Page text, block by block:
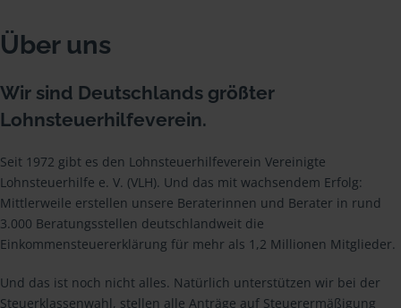
Über uns
Wir sind Deutschlands größter
Lohnsteuerhilfeverein.
Seit 1972 gibt es den Lohnsteuerhilfeverein Vereinigte
Lohnsteuerhilfe e. V. (VLH). Und das mit wachsendem Erfolg:
Mittlerweile erstellen unsere Beraterinnen und Berater in rund
3.000 Beratungsstellen deutschlandweit die
Einkommensteuererklärung für mehr als 1,2 Millionen Mitglieder.
Und das ist noch nicht alles. Natürlich unterstützen wir bei der
Steuerklassenwahl, stellen alle Anträge auf Steuerermäßigung